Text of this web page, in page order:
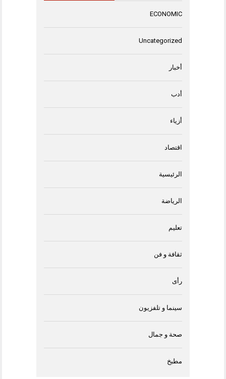
ECONOMIC
Uncategorized
أخبار
أدب
أزياء
اقتصاد
الرئيسية
الرياضة
تعليم
ثقافة و فن
رأى
سينما و تلفزيون
صحة و جمال
مطبخ